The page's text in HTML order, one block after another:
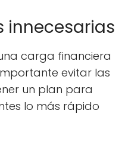
innecesarias
carga financiera
evitar las
un plan para
lo más rápido